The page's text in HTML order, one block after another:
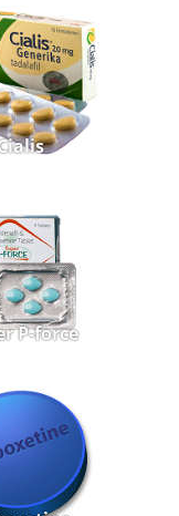
P-force